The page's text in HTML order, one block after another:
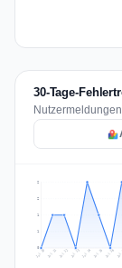
30-Tage-
1
1
2
2
Jul 10 Jul 11 Jul 12 Jul 13 Jul 14 Jul 15 Jul 16